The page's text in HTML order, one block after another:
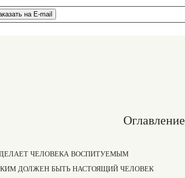
Оглавление
ЧЕЛОВЕКА ВОСПИТУЕМЫМ
ДОЛЖЕН БЫТЬ НАСТОЯЩИЙ ЧЕЛОВЕК